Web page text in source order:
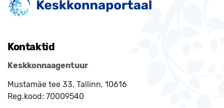
Kontaktid
Keskkonnaagentuur
Mustamäe tee 33, Tallinn, 10616
Reg.kood: 70009540